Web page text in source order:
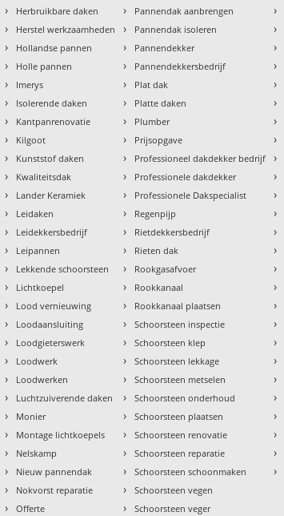
› Herbruikbare daken
› Herstel werkzaamheden
› Hollandse pannen
› Holle pannen
› Imerys
› Isolerende daken
› Kantpanrenovatie
› Kilgoot
› Kunststof daken
› Kwaliteitsdak
› Lander Keramiek
› Leidaken
› Leidekkersbedrijf
› Leipannen
› Lekkende schoorsteen
› Lichtkoepel
› Lood vernieuwing
› Loodaansluiting
› Loodgieterswerk
› Loodwerk
› Loodwerken
› Luchtzuiverende daken
› Monier
› Montage lichtkoepels
› Nelskamp
› Nieuw pannendak
› Nokvorst reparatie
› Offerte
› Pannendak aanbrengen
› Pannendak isoleren
› Pannendekker
› Pannendekkersbedrijf
› Plat dak
› Platte daken
› Plumber
› Prijsopgave
› Professioneel dakdekker bedrijf
› Professionele dakdekker
› Professionele Dakspecialist
› Regenpijp
› Rietdekkersbedrijf
› Rieten dak
› Rookgasafvoer
› Rookkanaal
› Rookkanaal plaatsen
› Schoorsteen inspectie
› Schoorsteen klep
› Schoorsteen lekkage
› Schoorsteen metselen
› Schoorsteen onderhoud
› Schoorsteen plaatsen
› Schoorsteen renovatie
› Schoorsteen reparatie
› Schoorsteen schoonmaken
› Schoorsteen vegen
› Schoorsteen veger
›
›
›
›
›
›
›
›
›
›
›
›
›
›
›
›
›
›
›
›
›
›
›
›
›
›